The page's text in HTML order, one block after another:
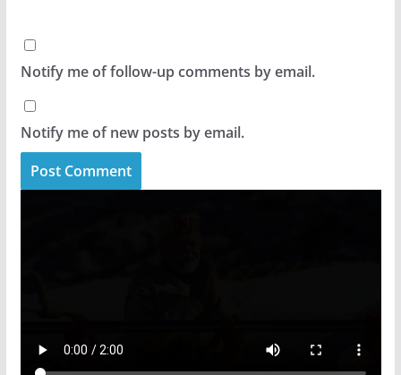
Notify me of follow-up comments by email.
Notify me of new posts by email.